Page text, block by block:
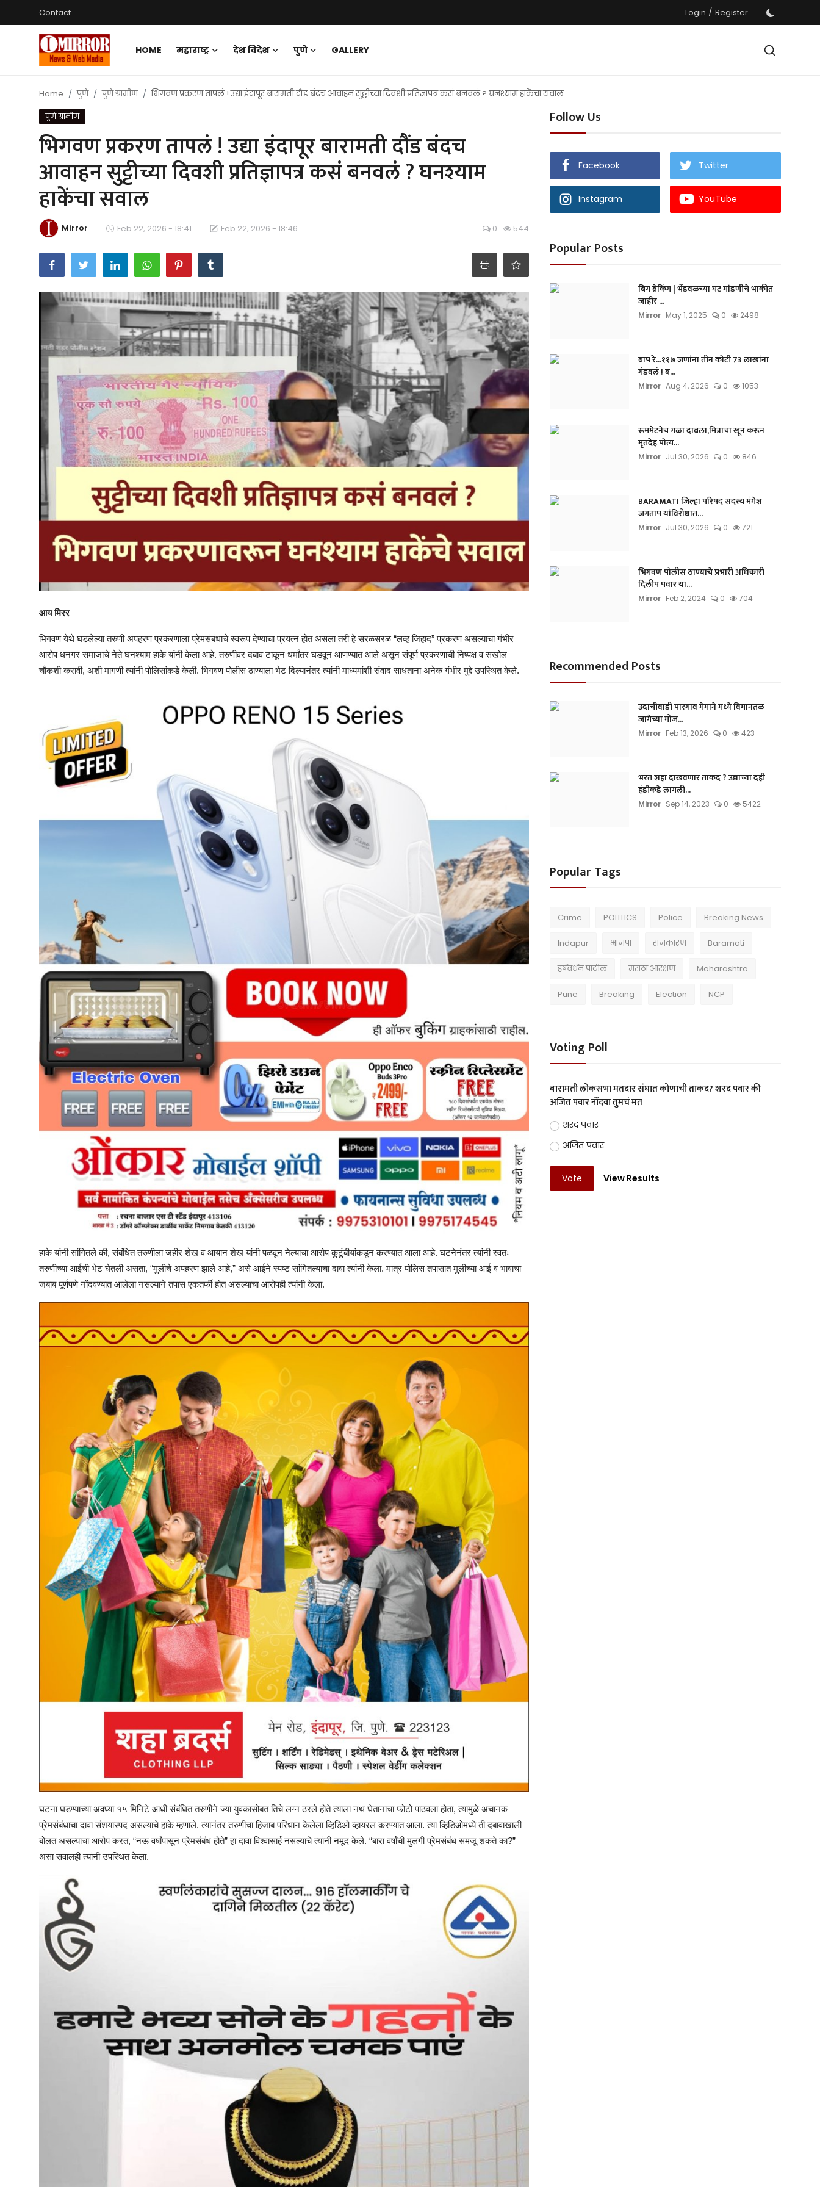
Contact Login / Register
HOME महाराष्ट्र देश विदेश पुणे
GALLERY
Login
देश विदेश
Contact
Home पुणे पुणे ग्रामीण भिगवण प्रकरण तापलं ! उद्या इंदापूर बारामती दौंड बंदच आवाहन सुट्टीच्या दिवशी प्रतिज्ञापत्र कसं बनवलं ? घनश्याम हाकेंचा सवाल
पुणे ग्रामीण
भिगवण प्रकरण तापलं ! उद्या इंदापूर बारामती दौंड बंदच
आवाहन सुट्टीच्या दिवशी प्रतिज्ञापत्र कसं बनवलं ? घनश्याम
हाकेंचा सवाल
Mirror Feb 22, 2026 - 18:41 Feb 22, 2026 - 18:46 0 544
आय मिरर
भिगवण येथे घडलेल्या तरुणी अपहरण प्रकरणाला प्रेमसंबंधाचे स्वरूप देण्याचा प्रयत्न होत असला तरी हे सरळसरळ “लव्ह जिहाद” प्रकरण असल्याचा गंभीर
आरोप धनगर समाजाचे नेते घनश्याम हाके यांनी केला आहे. तरुणीवर दबाव टाकून धर्मांतर घडवून आणण्यात आले असून संपूर्ण प्रकरणाची निष्पक्ष व सखोल
चौकशी करावी, अशी मागणी त्यांनी पोलिसांकडे केली. भिगवण पोलीस ठाण्याला भेट दिल्यानंतर त्यांनी माध्यमांशी संवाद साधताना अनेक गंभीर मुद्दे उपस्थित केले.
हाके यांनी सांगितले की, संबंधित तरुणीला जहीर शेख व आयान शेख यांनी पळवून नेल्याचा आरोप कुटुंबीयांकडून करण्यात आला आहे. घटनेनंतर त्यांनी स्वतः
तरुणीच्या आईची भेट घेतली असता, “मुलीचे अपहरण झाले आहे,” असे आईने स्पष्ट सांगितल्याचा दावा त्यांनी केला. मात्र पोलिस तपासात मुलीच्या आई व भावाचा
जबाब पूर्णपणे नोंदवण्यात आलेला नसल्याने तपास एकतर्फी होत असल्याचा आरोपही त्यांनी केला.
घटना घडण्याच्या अवघ्या १५ मिनिटे आधी संबंधित तरुणीने ज्या युवकासोबत तिचे लग्न ठरले होते त्याला नथ घेतानाचा फोटो पाठवला होता, त्यामुळे अचानक
प्रेमसंबंधाचा दावा संशयास्पद असल्याचे हाके म्हणाले. त्यानंतर तरुणीचा हिजाब परिधान केलेला व्हिडिओ व्हायरल करण्यात आला. त्या व्हिडिओमध्ये ती दबावाखाली
बोलत असल्याचा आरोप करत, “नऊ वर्षांपासून प्रेमसंबंध होते” हा दावा विश्वासार्ह नसल्याचे त्यांनी नमूद केले. “बारा वर्षांची मुलगी प्रेमसंबंध समजू शकते का?”
असा सवालही त्यांनी उपस्थित केला.
Follow Us
Facebook Twitter
Instagram YouTube
Popular Posts
बिग ब्रेकिंग | भेंडवळच्या घट मांडणीचे भाकीत
जाहीर ...
Mirror May 1, 2025 0 2498
बाप रे...११७ जणांना तीन कोटी 73 लाखांना
गंडवलं ! ब...
Mirror Aug 4, 2026 0 1053
रूममेटनेच गळा दाबला,मित्राचा खून करून
मृतदेह पोत्य...
Mirror Jul 30, 2026 0 846
BARAMATI जिल्हा परिषद सदस्य मंगेश
जगताप यांविरोधात...
Mirror Jul 30, 2026 0 721
भिगवण पोलीस ठाण्याचे प्रभारी अधिकारी
दिलीप पवार या...
Mirror Feb 2, 2024 0 704
Recommended Posts
उदाचीवाडी पारगाव मेमाने मध्ये विमानतळ
जागेच्या मोज...
Mirror Feb 13, 2026 0 423
भरत शहा दाखवणार ताकद ? उद्याच्या दही
हंडीकडे लागली...
Mirror Sep 14, 2023 0 5422
Popular Tags
Crime POLITICS Police Breaking News
Indapur भाजपा राजकारण Baramati
हर्षवर्धन पाटील मराठा आरक्षण Maharashtra
Pune Breaking Election NCP
Voting Poll
बारामती लोकसभा मतदार संघात कोणाची ताकद? शरद पवार की
अजित पवार नोंदवा तुमचं मत
शरद पवार
अजित पवार
Vote View Results